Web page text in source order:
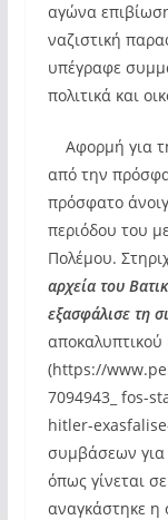
αγώνα
ναζιστική
υπέγραφε
πολιτικά και
Αφορμή για
από την
πρόσφατο
περιόδου του
Πολέμου.
αρχεία του
εξασφάλισε τη
αποκαλυπτικού
(https://
7094943_ fos-
hitler-
συμβάσεων για
όπως γίνεται
αναγκάστηκε η